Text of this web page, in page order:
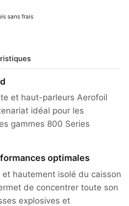
sans frais
et haut-parleurs Aerofoil
idéal pour les
gammes 800 Series
optimales
hautement isolé du caisson
de concentrer toute son
explosives et